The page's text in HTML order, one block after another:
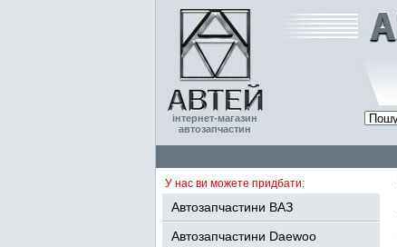
інтернет-магазин
автозапчастин
У нас ви можете придбати:
Автозапчастини ВАЗ
Автозапчастини Daewoo